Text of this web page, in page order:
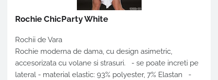
Rochie ChicParty White
Rochii de Vara
Rochie moderna de dama, cu design asimetric,
accesorizata cu volane si strasuri. - se poate increti pe
lateral - material elastic: 93% polyester, 7% Elastan -